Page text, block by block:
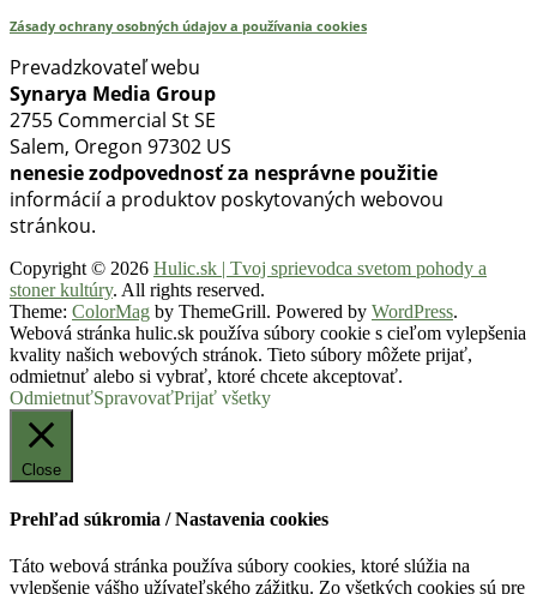
Zásady ochrany osobných údajov a používania cookies
Prevadzkovateľ webu
Synarya Media Group
2755 Commercial St SE
Salem, Oregon 97302 US
nenesie zodpovednosť za nesprávne použitie
informácií a produktov poskytovaných webovou
stránkou.
Copyright © 2026 Hulic.sk | Tvoj sprievodca svetom pohody a
stoner kultúry. All rights reserved.
Theme: ColorMag by ThemeGrill. Powered by WordPress.
Webová stránka hulic.sk používa súbory cookie s cieľom vylepšenia
kvality našich webových stránok. Tieto súbory môžete prijať,
odmietnuť alebo si vybrať, ktoré chcete akceptovať.
OdmietnuťSpravovaťPrijať všetky
Close
Prehľad súkromia / Nastavenia cookies
Táto webová stránka používa súbory cookies, ktoré slúžia na
vylepšenie vášho užívateľského zážitku. Zo všetkých cookies sú pre